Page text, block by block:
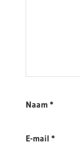
Naam *
E-mail *